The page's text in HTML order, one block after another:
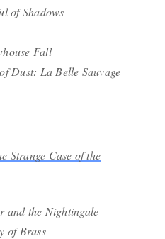
of Shadows
Fall
Dust: La Belle Sauvage
Strange Case of the
and the Nightingale
of Brass